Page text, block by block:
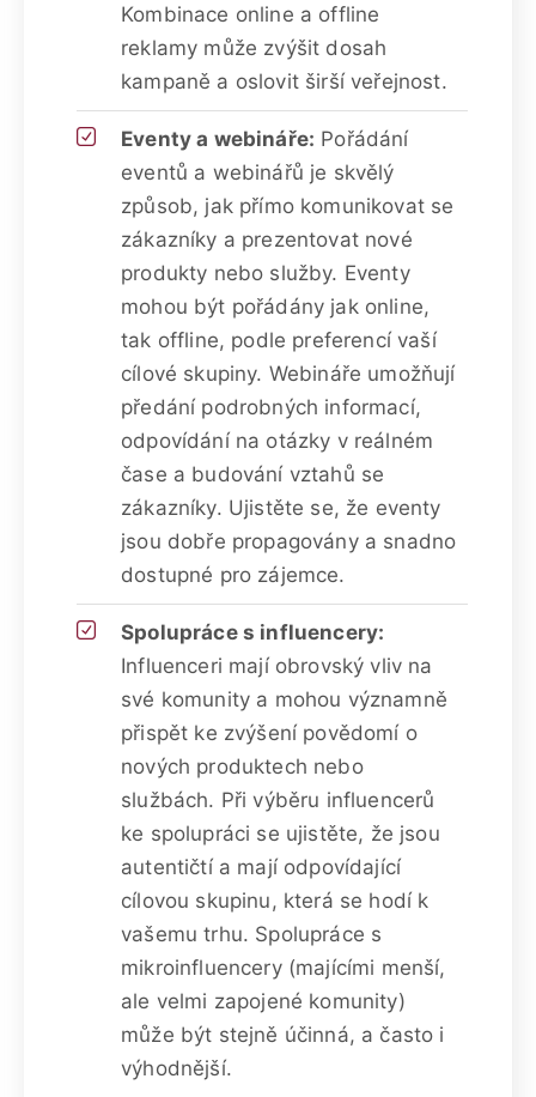
Kombinace online a offline
reklamy může zvýšit dosah
kampaně a oslovit širší veřejnost.
Eventy a webináře: Pořádání
eventů a webinářů je skvělý
způsob, jak přímo komunikovat se
zákazníky a prezentovat nové
produkty nebo služby. Eventy
mohou být pořádány jak online,
tak offline, podle preferencí vaší
cílové skupiny. Webináře umožňují
předání podrobných informací,
odpovídání na otázky v reálném
čase a budování vztahů se
zákazníky. Ujistěte se, že eventy
jsou dobře propagovány a snadno
dostupné pro zájemce.
Spolupráce s influencery:
Influenceri mají obrovský vliv na
své komunity a mohou významně
přispět ke zvýšení povědomí o
nových produktech nebo
službách. Při výběru influencerů
ke spolupráci se ujistěte, že jsou
autentičtí a mají odpovídající
cílovou skupinu, která se hodí k
vašemu trhu. Spolupráce s
mikroinfluencery (majícími menší,
ale velmi zapojené komunity)
může být stejně účinná, a často i
výhodnější.